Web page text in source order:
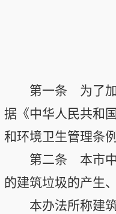
第一条 为了加
据《中华人民共和
和环境卫生管理条
第二条 本市中
的建筑垃圾的产生
本办法所称建